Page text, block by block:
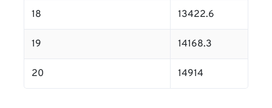
18 13422.6
19 14168.3
20 14914